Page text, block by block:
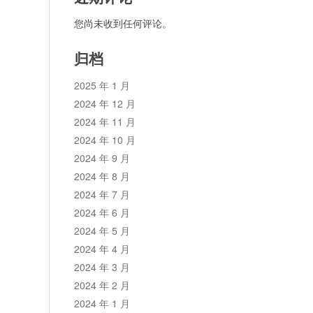
您尚未收到任何评论。
归档
2025 年 1 月
2024 年 12 月
2024 年 11 月
2024 年 10 月
2024 年 9 月
2024 年 8 月
2024 年 7 月
2024 年 6 月
2024 年 5 月
2024 年 4 月
2024 年 3 月
2024 年 2 月
2024 年 1 月